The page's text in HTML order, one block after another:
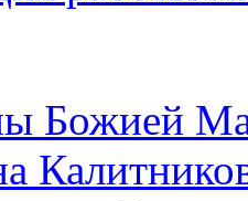
Божией